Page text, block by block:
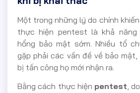
Một trong những lý do chính
thực hiện pentest là khả
hổng bảo mật sớm. Nhiều tổ
gặp phải các vấn đề về bảo
bị tấn công họ mới nhận ra.
Bằng cách thực hiện pentest,